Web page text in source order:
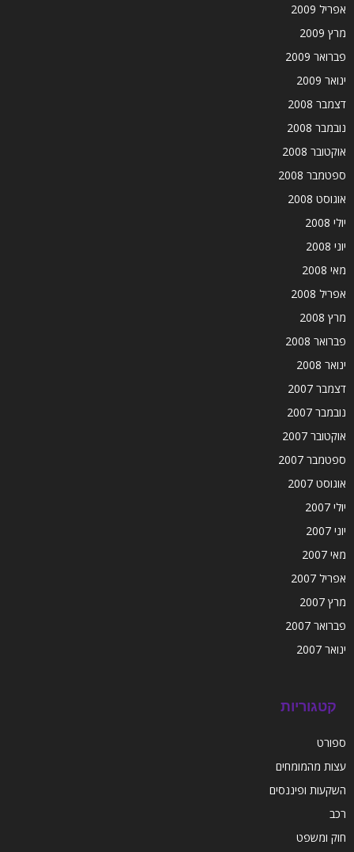
אפריל 2009
מרץ 2009
פברואר 2009
ינואר 2009
דצמבר 2008
נובמבר 2008
אוקטובר 2008
ספטמבר 2008
אוגוסט 2008
יולי 2008
יוני 2008
מאי 2008
אפריל 2008
מרץ 2008
פברואר 2008
ינואר 2008
דצמבר 2007
נובמבר 2007
אוקטובר 2007
ספטמבר 2007
אוגוסט 2007
יולי 2007
יוני 2007
מאי 2007
אפריל 2007
מרץ 2007
פברואר 2007
ינואר 2007
קטגוריות
ספורט
עצות מהמומחים
השקעות ופיננסים
רכב
חוק ומשפט